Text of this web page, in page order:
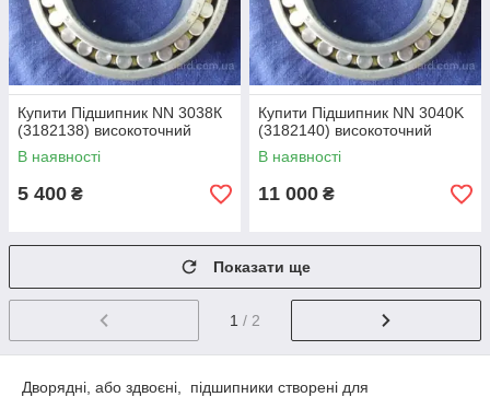
Купити Підшипник NN 3038К
(3182138) високоточний
В наявності
5 400 ₴
Купити Підшипник NN 3040K
(3182140) високоточний
В наявності
11 000 ₴
Показати ще
1 / 2
Дворядні, або здвоєні, підшипники створені для